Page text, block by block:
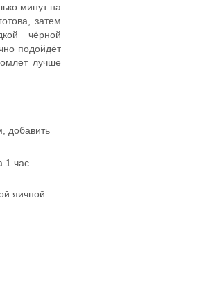
минут на
затем
чёрной
подойдёт
омлет лучше
добавить
1 час.
яичной